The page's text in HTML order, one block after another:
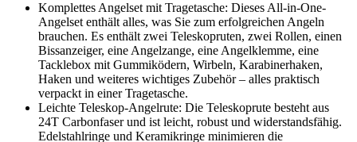
Komplettes Angelset mit Tragetasche: Dieses All-in-One-
Angelset enthält alles, was Sie zum erfolgreichen Angeln
brauchen. Es enthält zwei Teleskopruten, zwei Rollen, einen
Bissanzeiger, eine Angelzange, eine Angelklemme, eine
Tacklebox mit Gummiködern, Wirbeln, Karabinerhaken,
Haken und weiteres wichtiges Zubehör – alles praktisch
verpackt in einer Tragetasche.
Leichte Teleskop-Angelrute: Die Teleskoprute besteht aus
24T Carbonfaser und ist leicht, robust und widerstandsfähig.
Edelstahlringe und Keramikringe minimieren die